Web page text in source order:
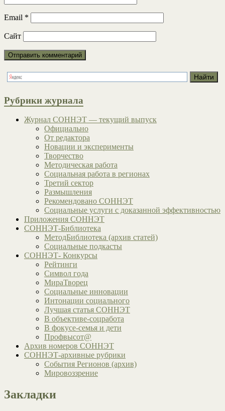
Email *
Сайт
Рубрики журнала
Журнал СОННЭТ — текущий выпуск
Официально
От редактора
Новации и эксперименты
Творчество
Методическая работа
Социальная работа в регионах
Третий сектор
Размышления
Рекомендовано СОННЭТ
Социальные услуги с доказанной эффективностью
Приложения СОННЭТ
СОННЭТ-Библиотека
МетодБиблиотека (архив статей)
Социальные подкасты
СОННЭТ- Конкурсы
Рейтинги
Символ года
МираТворец
Социальные инновации
Интонации социального
Лучшая статья СОННЭТ
В объективе-соцработа
В фокусе-семья и дети
Профвысот@
Архив номеров СОННЭТ
СОННЭТ-архивные рубрики
События Регионов (архив)
Мировоззрение
Закладки